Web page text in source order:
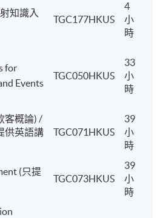
知識入
TGC177HKUS
4
小
時
for
Events
TGC050HKUS
33
小
時
客概論) /
供英語講
TGC071HKUS
39
小
時
(只提
TGC073HKUS
39
小
時